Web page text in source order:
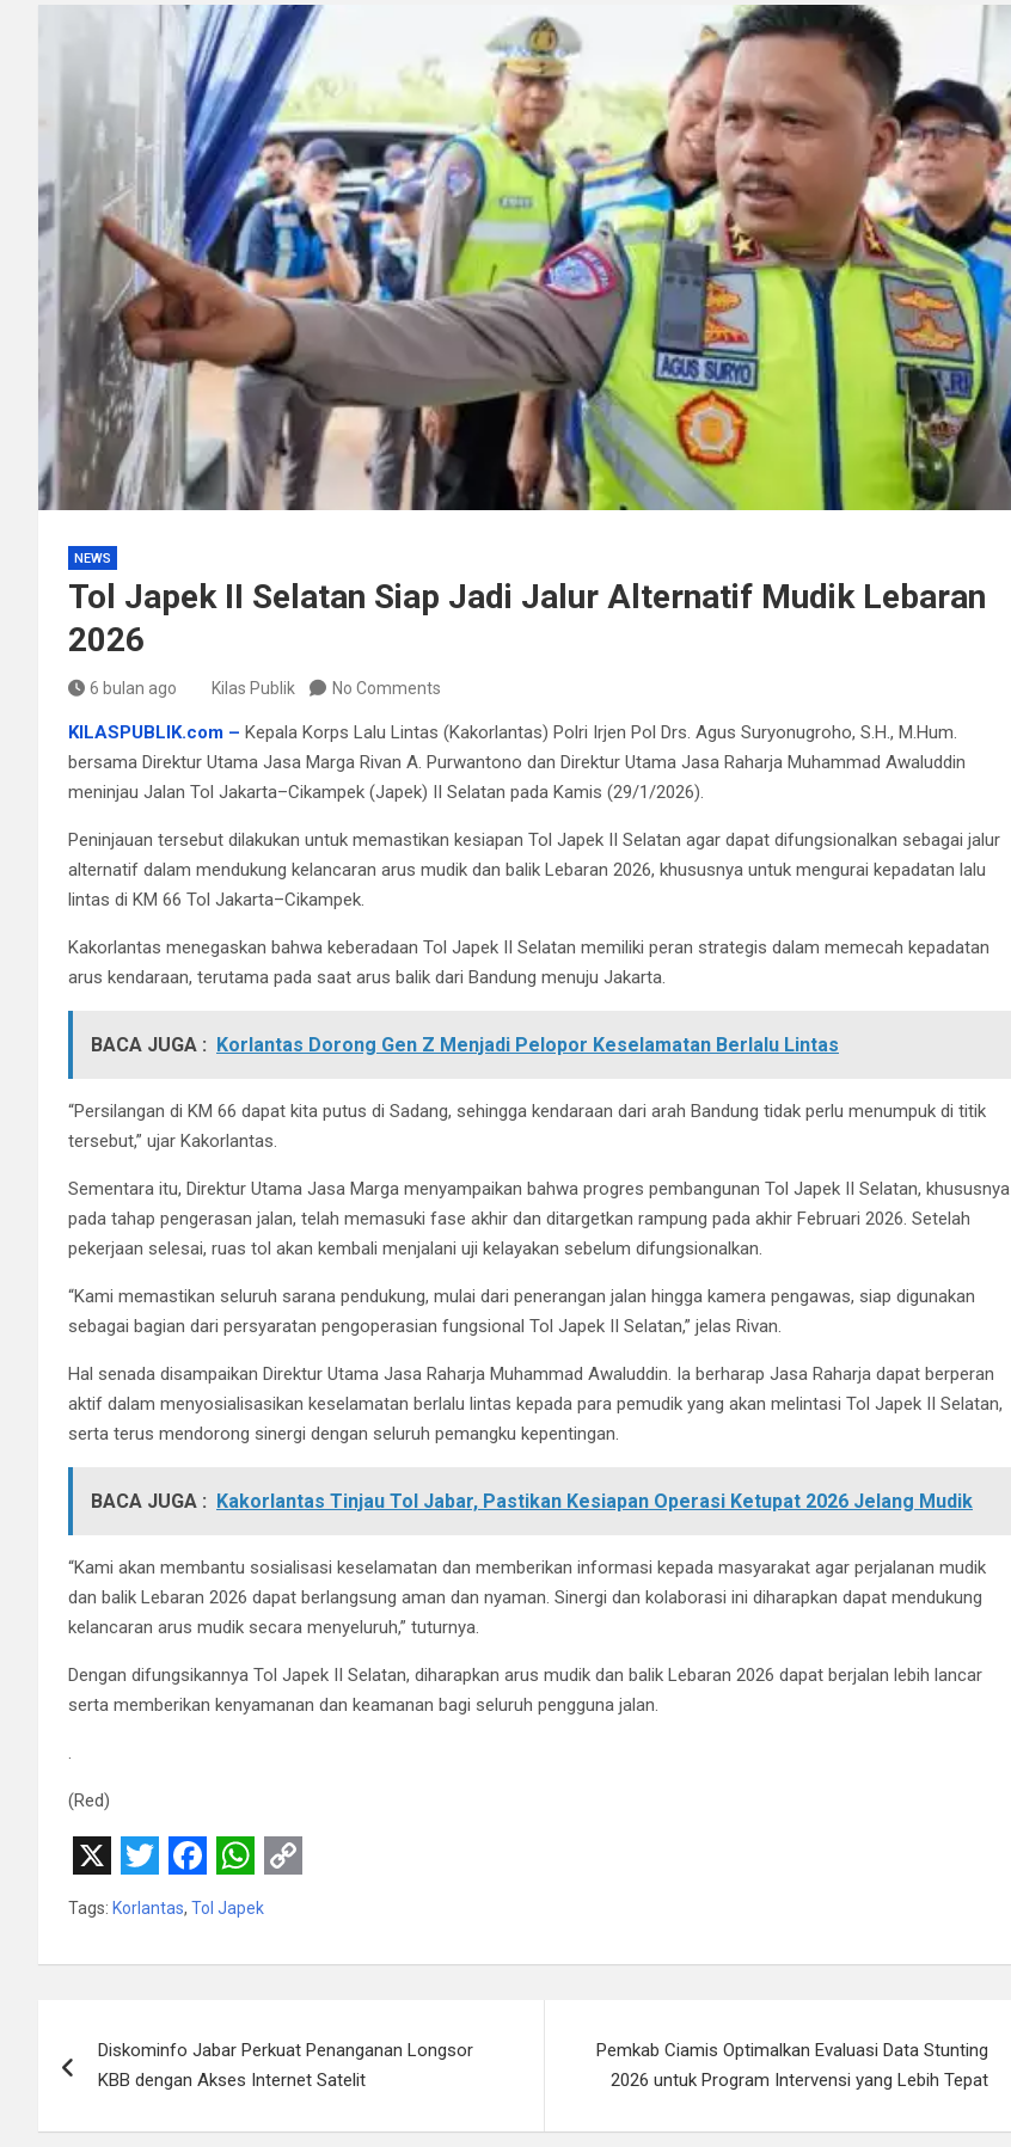
Kurir Ganja Ditangkap, Puluhan Paket Digagalkan Polisi di Pasaman Barat
Polda Sulteng Borong Empat Medali di Kapolri Cup 2026
NEWS
Tol Japek II Selatan Siap Jadi Jalur Alternatif Mudik Lebaran
2026
6 bulan ago Kilas Publik No Comments
KILASPUBLIK.com – Kepala Korps Lalu Lintas (Kakorlantas) Polri Irjen Pol Drs. Agus Suryonugroho, S.H., M.Hum.
bersama Direktur Utama Jasa Marga Rivan A. Purwantono dan Direktur Utama Jasa Raharja Muhammad Awaluddin
meninjau Jalan Tol Jakarta–Cikampek (Japek) II Selatan pada Kamis (29/1/2026).
Peninjauan tersebut dilakukan untuk memastikan kesiapan Tol Japek II Selatan agar dapat difungsionalkan sebagai jalur
alternatif dalam mendukung kelancaran arus mudik dan balik Lebaran 2026, khususnya untuk mengurai kepadatan lalu
lintas di KM 66 Tol Jakarta–Cikampek.
Kakorlantas menegaskan bahwa keberadaan Tol Japek II Selatan memiliki peran strategis dalam memecah kepadatan
arus kendaraan, terutama pada saat arus balik dari Bandung menuju Jakarta.
BACA JUGA : Korlantas Dorong Gen Z Menjadi Pelopor Keselamatan Berlalu Lintas
“Persilangan di KM 66 dapat kita putus di Sadang, sehingga kendaraan dari arah Bandung tidak perlu menumpuk di titik
tersebut,” ujar Kakorlantas.
Sementara itu, Direktur Utama Jasa Marga menyampaikan bahwa progres pembangunan Tol Japek II Selatan, khususnya
pada tahap pengerasan jalan, telah memasuki fase akhir dan ditargetkan rampung pada akhir Februari 2026. Setelah
pekerjaan selesai, ruas tol akan kembali menjalani uji kelayakan sebelum difungsionalkan.
“Kami memastikan seluruh sarana pendukung, mulai dari penerangan jalan hingga kamera pengawas, siap digunakan
sebagai bagian dari persyaratan pengoperasian fungsional Tol Japek II Selatan,” jelas Rivan.
Hal senada disampaikan Direktur Utama Jasa Raharja Muhammad Awaluddin. Ia berharap Jasa Raharja dapat berperan
aktif dalam menyosialisasikan keselamatan berlalu lintas kepada para pemudik yang akan melintasi Tol Japek II Selatan,
serta terus mendorong sinergi dengan seluruh pemangku kepentingan.
BACA JUGA : Kakorlantas Tinjau Tol Jabar, Pastikan Kesiapan Operasi Ketupat 2026 Jelang Mudik
“Kami akan membantu sosialisasi keselamatan dan memberikan informasi kepada masyarakat agar perjalanan mudik
dan balik Lebaran 2026 dapat berlangsung aman dan nyaman. Sinergi dan kolaborasi ini diharapkan dapat mendukung
kelancaran arus mudik secara menyeluruh,” tuturnya.
Dengan difungsikannya Tol Japek II Selatan, diharapkan arus mudik dan balik Lebaran 2026 dapat berjalan lebih lancar
serta memberikan kenyamanan dan keamanan bagi seluruh pengguna jalan.
.
(Red)
X T
i
t
e
r
F
a
c
b
o
o
W
a
s
A
p
p
L
i
n
Tags: Korlantas, Tol Japek
posDiskominfo Jabar Perkuat Penanganan Longsor
KBB dengan Akses Internet Satelit
Pemkab Ciamis Optimalkan Evaluasi Data Stunting
2026 untuk Program Intervensi yang Lebih Tepat